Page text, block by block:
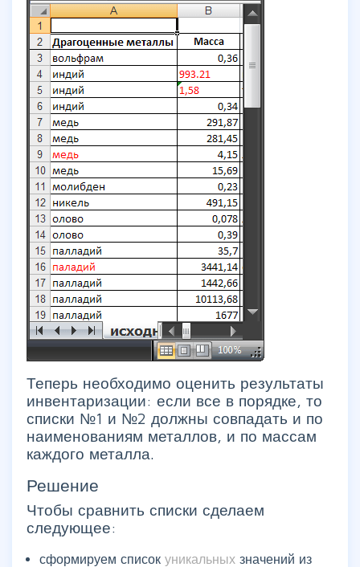
Теперь необходимо оценить результаты
инвентаризации: если все в порядке, то
списки №1 и №2 должны совпадать и по
наименованиям металлов, и по массам
каждого металла.
Решение
Чтобы сравнить списки сделаем
следующее:
сформируем список уникальных значений из